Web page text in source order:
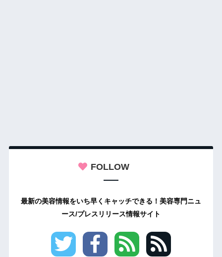
FOLLOW
最新の美容情報をいち早くキャッチできる！美容専門ニュ
ース/プレスリリース情報サイト